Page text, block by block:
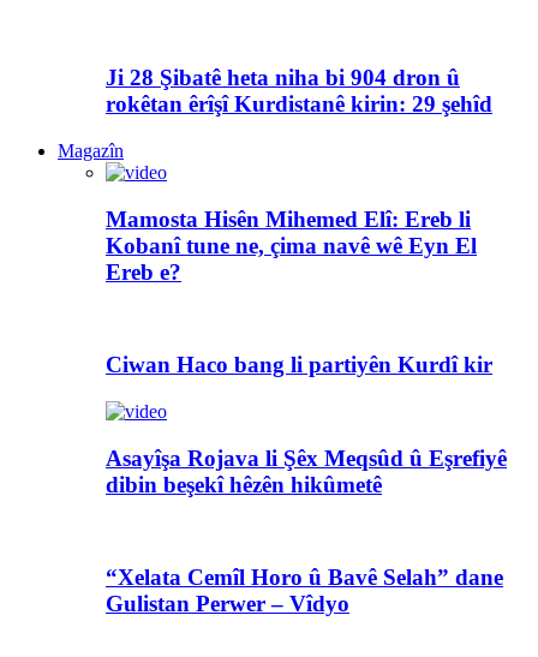
Ji 28 Şibatê heta niha bi 904 dron û
rokêtan êrîşî Kurdistanê kirin: 29 şehîd
Magazîn
Mamosta Hisên Mihemed Elî: Ereb li
Kobanî tune ne, çima navê wê Eyn El
Ereb e?
Ciwan Haco bang li partiyên Kurdî kir
Asayîşa Rojava li Şêx Meqsûd û Eşrefiyê
dibin beşekî hêzên hikûmetê
“Xelata Cemîl Horo û Bavê Selah” dane
Gulistan Perwer – Vîdyo